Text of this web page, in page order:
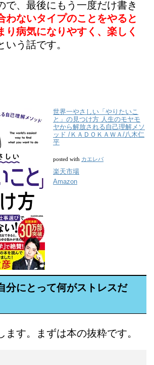
で、最後にもう一度だけ書き
わないタイプのことをやると
り病気になりやすく、楽しく
いう話です。
世界一やさしい「やりたいこ
と」の見つけ方 人生のモヤモ
ヤから解放される自己理解メソ
ッド /ＫＡＤＯＫＡＷＡ/八木仁
平
posted with カエレバ
楽天市場
Amazon
分にとって何がストレスだ
ます。まずは本の抜粋です。